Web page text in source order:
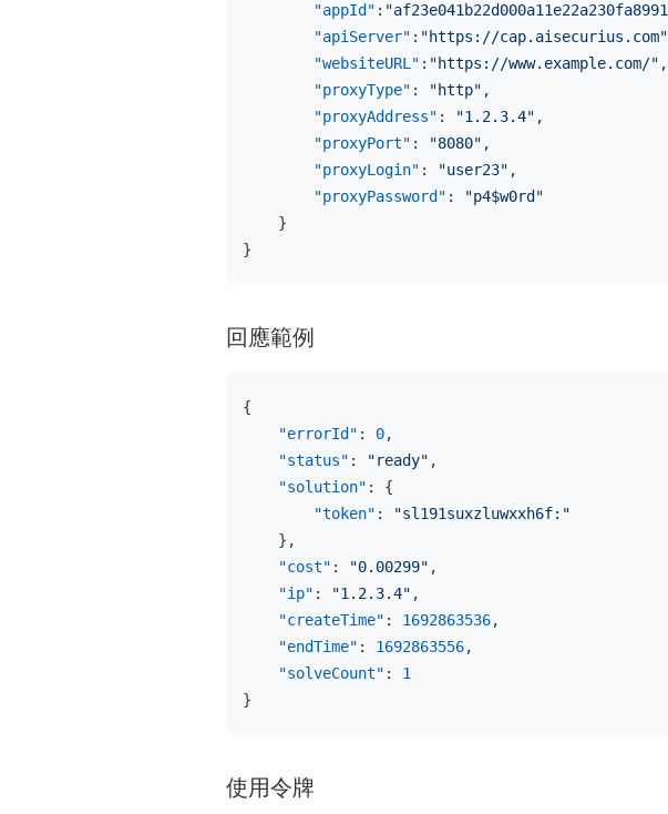
"appId" :
"apiServer" : "https://cap.aisecurius.com"
"websiteURL" : "https://www.example.com/" ,
"proxyType" : "http" ,
"proxyAddress" : "1.2.3.4" ,
"proxyPort" : "8080" ,
"proxyLogin" : "user23" ,
"proxyPassword" :
"p4$w0rd"
}
}
回應範例
{
"errorId" : 0,
"status" : "ready" ,
"solution" :
{
"token" :
"sl191suxzluwxxh6f:"
} ,
"cost" : "0.00299" ,
"ip" : "1.2.3.4" ,
"createTime" : 1692863536,
"endTime" : 1692863556,
"solveCount" :
1
}
使用令牌